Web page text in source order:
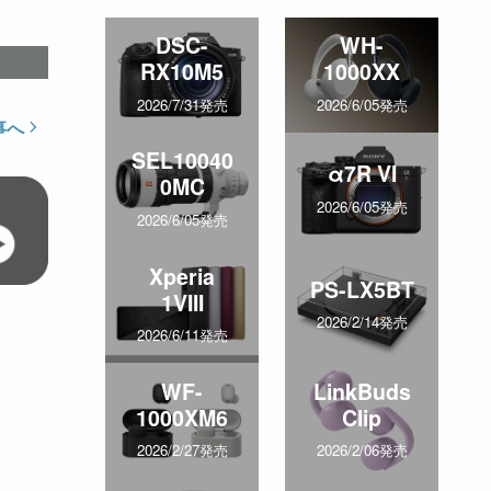
へ
DSC-
RX10M5
2026/7/31発売
WH-
1000XX
2026/6/05発売
SEL10040
0MC
2026/6/05発売
α7R VI
2026/6/05発売
Xperia
1VIII
2026/6/11発売
PS-LX5BT
2026/2/14発売
WF-
1000XM6
2026/2/27発売
LinkBuds
Clip
2026/2/06発売